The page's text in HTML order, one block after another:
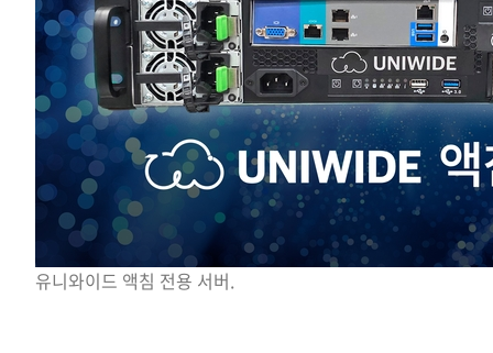
유니와이드 액침 전용 서버.